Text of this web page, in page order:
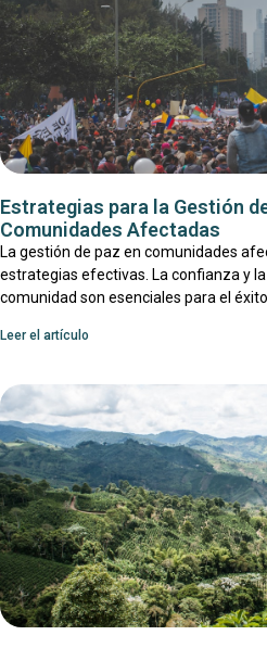
Estrategias para la Gestión
Comunidades Afectadas
La gestión de paz en comunidades
estrategias efectivas. La confianza y
comunidad son esenciales para el éxito.
Leer el artículo